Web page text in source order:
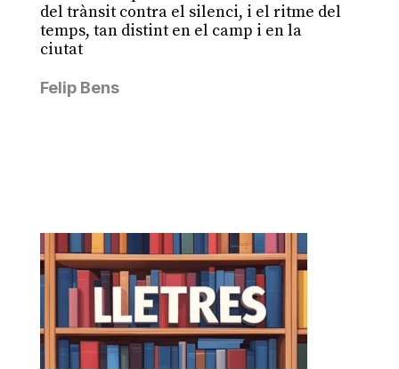
del trànsit contra el silenci, i el ritme del
temps, tan distint en el camp i en la
ciutat
Felip Bens